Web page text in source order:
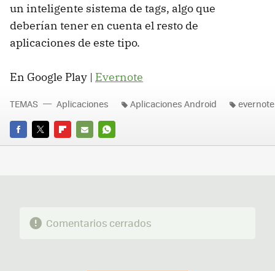
un inteligente sistema de tags, algo que
deberían tener en cuenta el resto de
aplicaciones de este tipo.
En Google Play | Evernote
FACEBOOK
TWITTERFLIPBOARD
E-
WHATSAPP
TEMAS Aplicaciones Aplicaciones Android evernote
Comentarios cerrados